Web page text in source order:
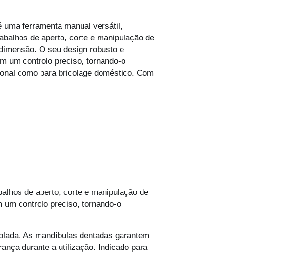
ferramenta manual versátil,
de aperto, corte e manipulação de
O seu design robusto e
um controlo preciso, tornando-o
como para bricolage doméstico. Com
de aperto, corte e manipulação de
um controlo preciso, tornando-o
As mandíbulas dentadas garantem
durante a utilização. Indicado para